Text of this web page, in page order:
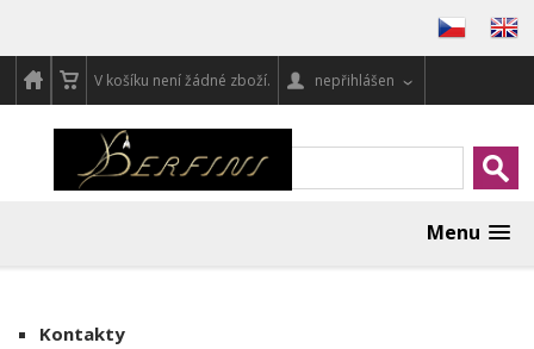
V košíku není žádné zboží. nepřihlášen
Menu
Kontakty